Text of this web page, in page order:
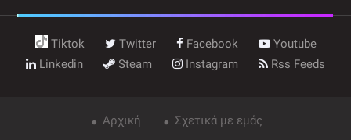
Tiktok Twitter Facebook
Youtube
Linkedin
Steam Instagram Rss Feeds
Αρχική
Σχετικά με εμάς